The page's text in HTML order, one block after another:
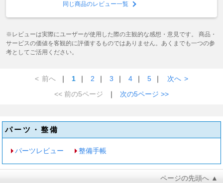
同じ商品のレビュー一覧
※レビューは実際にユーザーが使用した際の主観的な感想・意見です。 商品・
サービスの価値を客観的に評価するものではありません。あくまでも一つの参
考としてご活用ください。
< 前へ ｜ 1 ｜ 2 ｜ 3 ｜ 4 ｜ 5 ｜ 次へ >
<< 前の5ページ
｜ 次の5ページ >>
パーツ・整備
パーツレビュー 整備手帳
ページの先頭へ ▲